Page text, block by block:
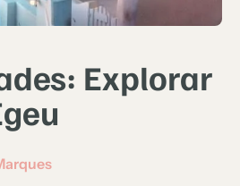
Explorar